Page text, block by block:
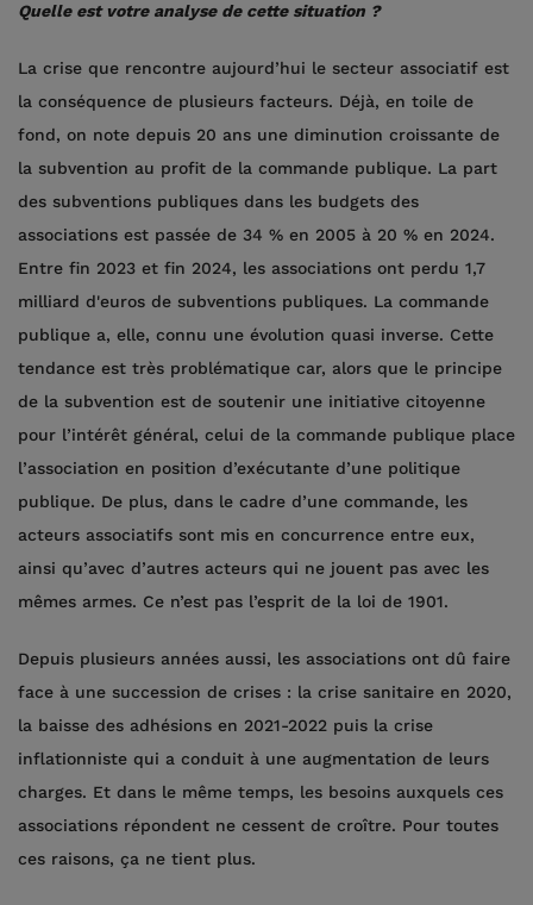
Quelle est votre analyse de cette situation ?
La crise que rencontre aujourd’hui le secteur associatif est
la conséquence de plusieurs facteurs. Déjà, en toile de
fond, on note depuis 20 ans une diminution croissante de
la subvention au profit de la commande publique. La part
des subventions publiques dans les budgets des
associations est passée de 34 % en 2005 à 20 % en 2024.
Entre fin 2023 et fin 2024, les associations ont perdu 1,7
milliard d'euros de subventions publiques. La commande
publique a, elle, connu une évolution quasi inverse. Cette
tendance est très problématique car, alors que le principe
de la subvention est de soutenir une initiative citoyenne
pour l’intérêt général, celui de la commande publique place
l’association en position d’exécutante d’une politique
publique. De plus, dans le cadre d’une commande, les
acteurs associatifs sont mis en concurrence entre eux,
ainsi qu’avec d’autres acteurs qui ne jouent pas avec les
mêmes armes. Ce n’est pas l’esprit de la loi de 1901.
Depuis plusieurs années aussi, les associations ont dû faire
face à une succession de crises : la crise sanitaire en 2020,
la baisse des adhésions en 2021-2022 puis la crise
inflationniste qui a conduit à une augmentation de leurs
charges. Et dans le même temps, les besoins auxquels ces
associations répondent ne cessent de croître. Pour toutes
ces raisons, ça ne tient plus.